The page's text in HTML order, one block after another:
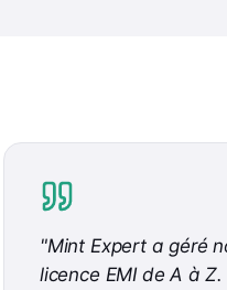
"Mint Expert a géré
licence EMI de A à